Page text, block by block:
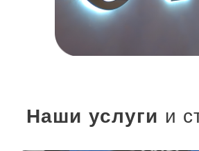
Наши услуги и